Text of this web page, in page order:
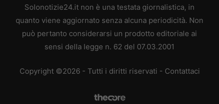
Solonotizie24.it non è una testata giornalistica, in
quanto viene aggiornato senza alcuna periodicità. Non
può pertanto considerarsi un prodotto editoriale ai
sensi della legge n. 62 del 07.03.2001
Copyright ©2026 - Tutti i diritti riservati - Contattaci